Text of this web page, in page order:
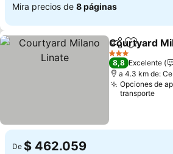
Mira precios de 8 páginas
CompartirAgregar
Courtyard
3 Estrellas
8,8 Excelente
a 4.3 km de:
Opciones de
transporte
De $ 462.059